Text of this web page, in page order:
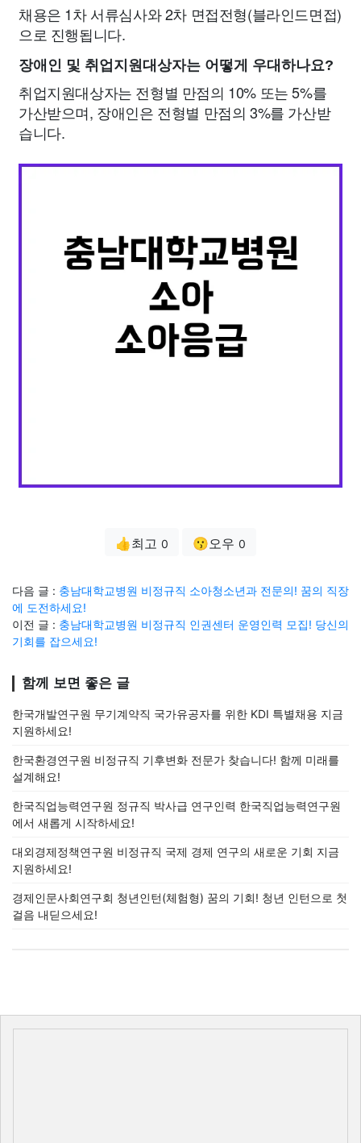
채용은 1차 서류심사와 2차 면접전형(블라인드면접)
으로 진행됩니다.
장애인 및 취업지원대상자는 어떻게 우대하나요?
취업지원대상자는 전형별 만점의 10% 또는 5%를
가산받으며, 장애인은 전형별 만점의 3%를 가산받
습니다.
👍최고 0 😗오우 0
다음 글 : 충남대학교병원 비정규직 소아청소년과 전문의! 꿈의 직장
에 도전하세요!
이전 글 : 충남대학교병원 비정규직 인권센터 운영인력 모집! 당신의
기회를 잡으세요!
함께 보면 좋은 글
한국개발연구원 무기계약직 국가유공자를 위한 KDI 특별채용 지금
지원하세요!
한국환경연구원 비정규직 기후변화 전문가 찾습니다! 함께 미래를
설계해요!
한국직업능력연구원 정규직 박사급 연구인력 한국직업능력연구원
에서 새롭게 시작하세요!
대외경제정책연구원 비정규직 국제 경제 연구의 새로운 기회 지금
지원하세요!
경제인문사회연구회 청년인턴(체험형) 꿈의 기회! 청년 인턴으로 첫
걸음 내딛으세요!